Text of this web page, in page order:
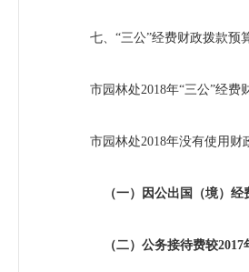
七、“三公”经费财政拨款预
市园林处2018年“三公”经费
市园林处2018年没有使用财
（一）因公出国（境）经
（二）公务接待费较2017